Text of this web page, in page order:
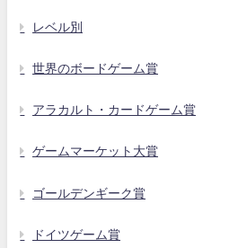
レベル別
世界のボードゲーム賞
アラカルト・カードゲーム賞
ゲームマーケット大賞
ゴールデンギーク賞
ドイツゲーム賞